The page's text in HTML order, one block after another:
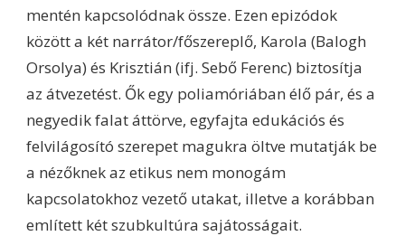
mentén kapcsolódnak össze. Ezen epizódok
között a két narrátor/főszereplő, Karola (Balogh
Orsolya) és Krisztián (ifj. Sebő Ferenc) biztosítja
az átvezetést. Ők egy poliamóriában élő pár, és a
negyedik falat áttörve, egyfajta edukációs és
felvilágosító szerepet magukra öltve mutatják be
a nézőknek az etikus nem monogám
kapcsolatokhoz vezető utakat, illetve a korábban
említett két szubkultúra sajátosságait.